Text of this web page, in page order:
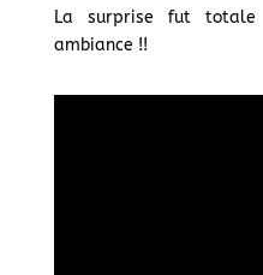
La surprise fut
ambiance !!